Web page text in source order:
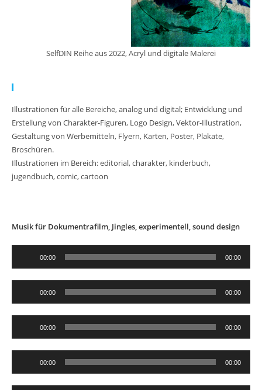
SelfDIN Reihe aus 2022, Acryl und digitale Malerei
Illustrationen für alle Bereiche, analog und digital; Entwicklung und
Erstellung von Charakter-Figuren, Logo Design, Vektor-Illustration,
Gestaltung von Werbemitteln, Flyern, Karten, Poster, Plakate,
Broschüren.
Illustrationen im Bereich: editorial, charakter, kinderbuch,
jugendbuch, comic, cartoon
Musik für Dokumentrafilm, Jingles, experimentell, sound design
00:00 00:00
00:00 00:00
00:00 00:00
00:00 00:00